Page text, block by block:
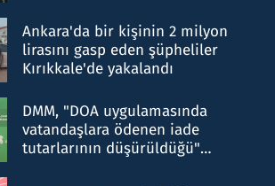
Ankara'da bir kişinin 2 milyon
lirasını gasp eden şüpheliler
Kırıkkale'de yakalandı
DMM, "DOA uygulamasında
vatandaşlara ödenen iade
tutarlarının düşürüldüğü"